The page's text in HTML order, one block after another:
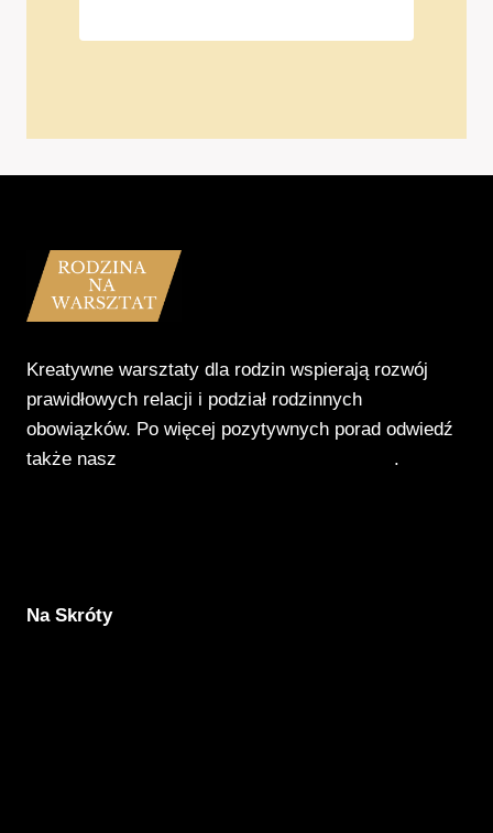
Kreatywne warsztaty dla rodzin wspierają rozwój
prawidłowych relacji i podział rodzinnych
obowiązków. Po więcej pozytywnych porad odwiedź
także nasz
.
Na Skróty